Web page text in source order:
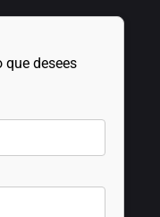
que desees